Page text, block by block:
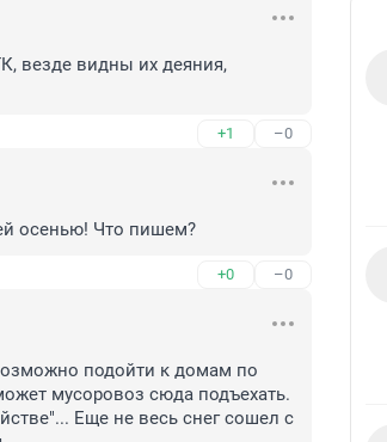
везде видны их деяния,
+1 –0
осенью! Что пишем?
+0 –0
подойти к домам по
мусоровоз сюда подъехать.
Еще не весь снег сошел с